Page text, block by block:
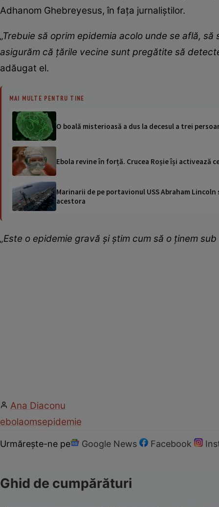
Adhanom Ghebreyesus, în faţa jurnaliştilor.
„Trebuie să oprim epidemia acolo unde se află,
asigurăm că ţările vecine sunt pregătite să
adăugat el.
MAI MULTE PENTRU TINE
O boală misterioasă a dus la decesul a trei
Ebola revine în forță. Crucea Roșie își activează
Marinarii de pe portavionul USS Abraham
acestora
„Este o epidemie gravă şi ştim cum să o ţinem
Ana Diaconu
ebolaomsepidemie
Urmărește-ne pe Google News Facebook
Ghid de cumpărături